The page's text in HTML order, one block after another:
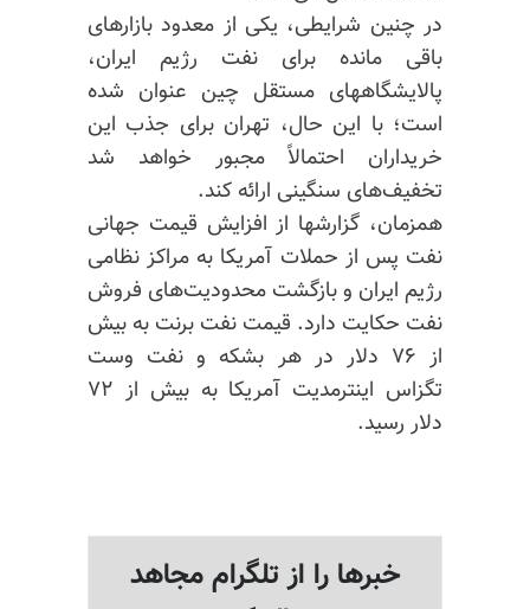
در چنین شرایطی، یکی از معدود بازارهای
باقی مانده برای نفت رژیم ایران،
پالایشگاههای مستقل چین عنوان شده
است؛ با این حال، تهران برای جذب این
خریداران احتمالاً مجبور خواهد شد
تخفیف‌های سنگینی ارائه کند.
همزمان، گزارشها از افزایش قیمت جهانی
نفت پس از حملات آمریکا به مراکز نظامی
رژیم ایران و بازگشت محدودیت‌های فروش
نفت حکایت دارد. قیمت نفت برنت به بیش
از ۷۶ دلار در هر بشکه و نفت وست
تگزاس اینترمدیت آمریکا به بیش از ۷۲
دلار رسید.
خبرها را از تلگرام مجاهد